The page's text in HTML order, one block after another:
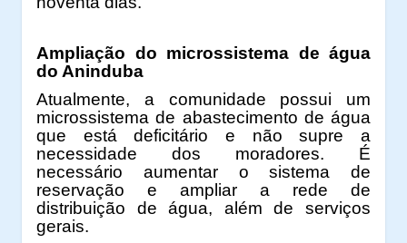
Ampliação do microssistema de água
do Aninduba
Atualmente, a comunidade possui um
microssistema de abastecimento de água
que está deficitário e não supre a
necessidade dos moradores. É
necessário aumentar o sistema de
reservação e ampliar a rede de
distribuição de água, além de serviços
gerais.